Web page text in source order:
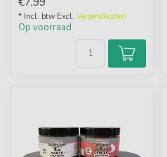
'G' prod...
* Incl. btw Excl. Verzendkosten
Op voorraad